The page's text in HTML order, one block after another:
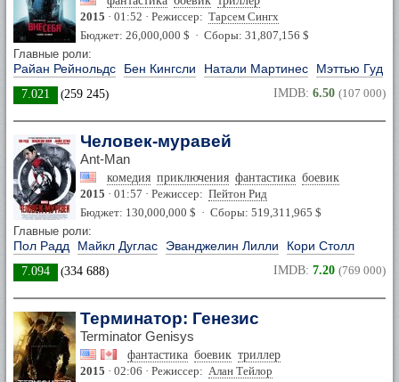
2015 · 01:52 · Режиссер: Тарсем Сингх
Бюджет: 26,000,000 $ · Сборы: 31,807,156 $
Главные роли:
Райан Рейнольдс Бен Кингсли Натали Мартинес Мэттью Гуд
7.021 (259 245) IMDB: 6.50 (107 000)
Человек-муравей
Ant-Man
комедия приключения фантастика боевик
2015 · 01:57 · Режиссер: Пейтон Рид
Бюджет: 130,000,000 $ · Сборы: 519,311,965 $
Главные роли:
Пол Радд Майкл Дуглас Эванджелин Лилли Кори Столл
7.094 (334 688) IMDB: 7.20 (769 000)
Терминатор: Генезис
Terminator Genisys
фантастика боевик триллер
2015 · 02:06 · Режиссер: Алан Тейлор